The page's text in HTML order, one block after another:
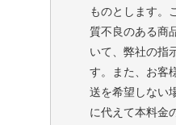
ものとします。
質不良のある商
いて、弊社の指
す。また、お客
送を希望しない
に代えて本料金